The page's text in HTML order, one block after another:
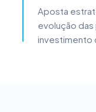
Aposta
evolução das
investimento